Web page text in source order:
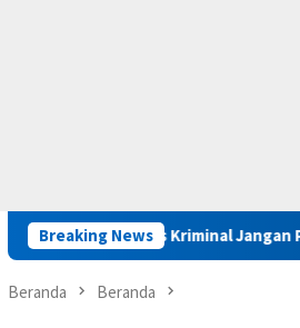
Breaking News
Kasus Kriminal Jangan Picu Konflik
Beranda Beranda